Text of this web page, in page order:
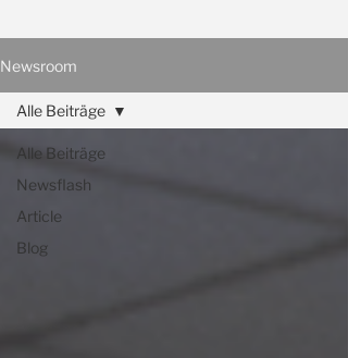
Newsroom
Alle Beiträge
Newsflash
Article
Blog
Alle Beiträge